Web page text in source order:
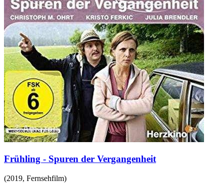
Frühling - Spuren der Vergangenheit
(2019, Fernsehfilm)